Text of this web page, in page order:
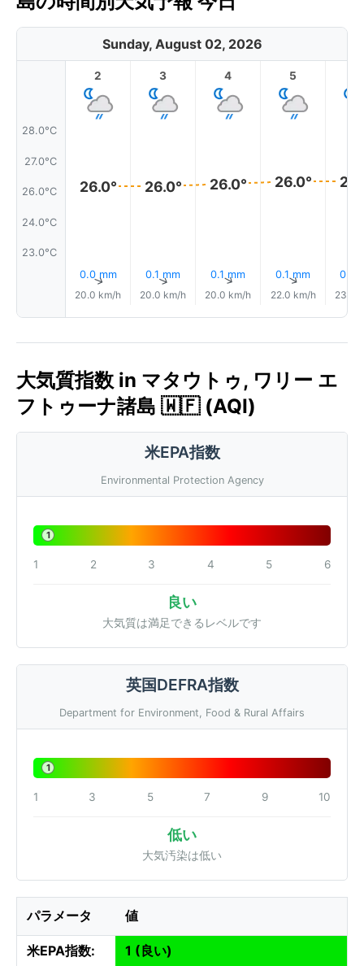
Sunday, August 02, 2026
28.0°C
27.0°C
26.0°C
24.0°C
23.0°C
2
26.0°
0.0 mm
↑
20.0 km/h
3
26.0°
0.1 mm
↑
20.0 km/h
4
26.0°
0.1 mm
↑
20.0 km/h
5
26.0°
0.1 mm
↑
22.0 km/h
0.0
23.0
大気質指数 in マタウトゥ, ワリー エ
フトゥーナ諸島 🇼🇫 (AQI)
米EPA指数
Environmental Protection Agency
1
1 2 3 4 5 6
良い
大気質は満足できるレベルです
英国DEFRA指数
Department for Environment, Food & Rural Affairs
1
1 3 5 7 9 10
低い
大気汚染は低い
パラメータ 値
米EPA指数:
1 (良い)